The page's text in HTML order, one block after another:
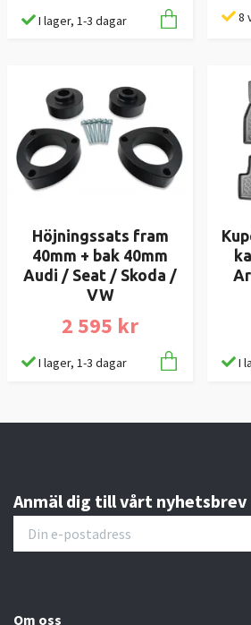
I lager, 1-3 dagar 8
Höjningssats fram
40mm + bak 40mm
Audi / Seat / Skoda /
VW
2 595 kr
I lager, 1-3 dagar I
Anmäl dig till vårt nyhetsbrev
Om oss